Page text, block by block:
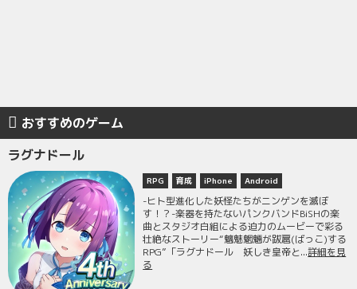
おすすめのゲーム
ラグナドール
RPG 育成 iPhone Android
-ヒト型進化した妖怪たちがニンゲンを滅ぼ
す！？-楽器を持たないパンクバンドBiSHの楽
曲とスタジオ白組による迫力のムービーで彩る
壮絶なストーリー“魑魅魍魎が跋扈(ばっこ)する
RPG”「ラグナドール 妖しき皇帝と...詳細を見
る